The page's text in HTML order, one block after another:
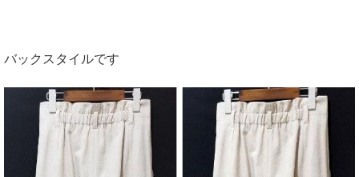
バックスタイルです